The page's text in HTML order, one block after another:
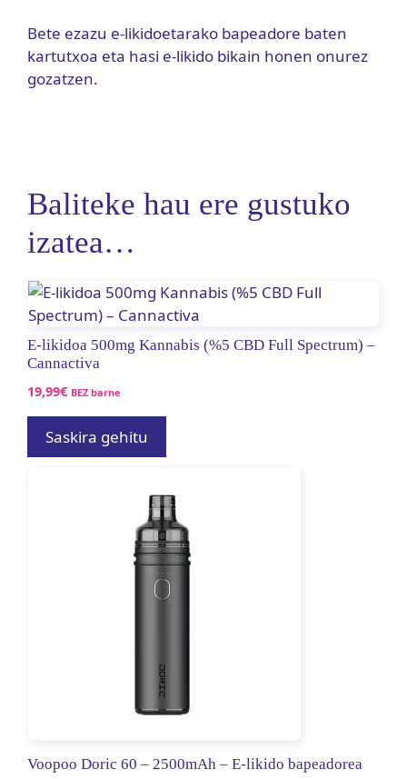
Bete ezazu e-likidoetarako bapeadore baten
kartutxoa eta hasi e-likido bikain honen onurez
gozatzen.
Baliteke hau ere gustuko
izatea…
E-likidoa 500mg Kannabis (%5 CBD Full Spectrum) –
Cannactiva
19,99€ BEZ barne
Saskira gehitu
Voopoo Doric 60 – 2500mAh – E-likido bapeadorea